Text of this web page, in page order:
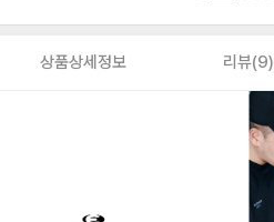
상품상세정보 리뷰(9)